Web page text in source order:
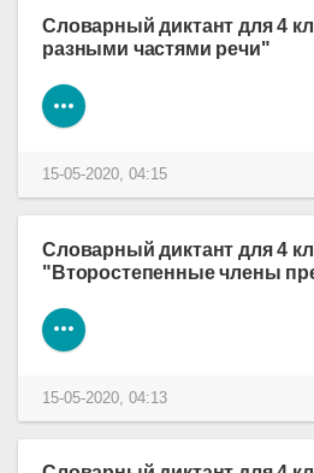
Словарный диктант для 4
разными частями речи"
15-05-2020, 04:15
Словарный диктант для 4
"Второстепенные члены
15-05-2020, 04:13